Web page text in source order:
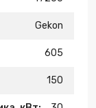
Gekon
605
150